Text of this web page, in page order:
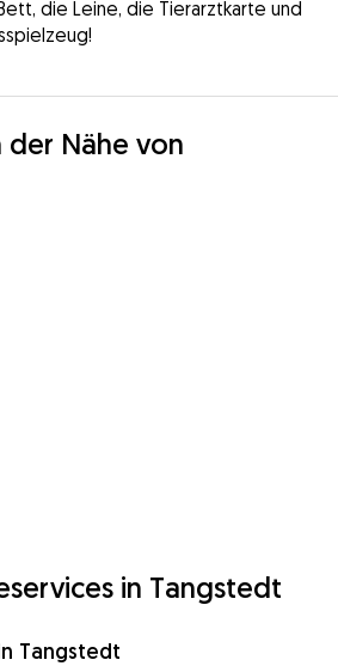
die Leine, die Tierarztkarte und
Nähe von
in Tangstedt
Tangstedt